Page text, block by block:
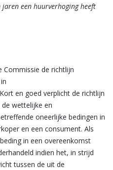
een huurverhoging heeft
Commissie de richtlijn
en goed verplicht de richtlijn
wettelijke en
oneerlijke bedingen in
en een consument. Als
in een overeenkomst
indien het, in strijd
tussen de uit de